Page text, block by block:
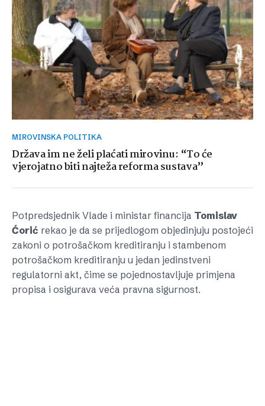
MIROVINSKA POLITIKA
Država im ne želi plaćati mirovinu: “To će
vjerojatno biti najteža reforma sustava”
Potpredsjednik Vlade i ministar financija Tomislav
Ćorić rekao je da se prijedlogom objedinjuju postojeći
zakoni o potrošačkom kreditiranju i stambenom
potrošačkom kreditiranju u jedan jedinstveni
regulatorni akt, čime se pojednostavljuje primjena
propisa i osigurava veća pravna sigurnost.